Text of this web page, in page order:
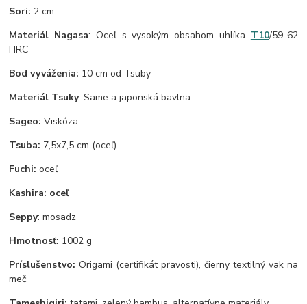
Sori: 2 cm
Materiál Nagasa: Oceľ s vysokým obsahom uhlíka T10/59-62
HRC
Bod vyváženia: 10 cm od Tsuby
Materiál Tsuky: Same a japonská bavlna
Sageo: Viskóza
Tsuba: 7,5x7,5 cm (oceľ)
Fuchi: oceľ
Kashira: oceľ
Seppy: mosadz
Hmotnosť: 1002 g
Príslušenstvo: Origami (certifikát pravosti), čierny textilný vak na
meč